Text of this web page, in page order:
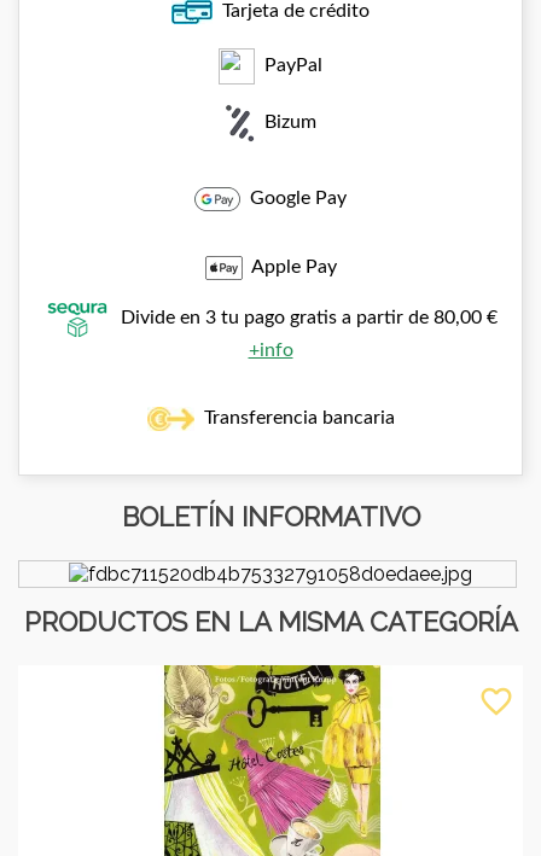
Tarjeta de crédito
PayPal
Bizum
Google Pay
Apple Pay
Divide en 3 tu pago gratis a partir de 80,00 €
+info
Transferencia bancaria
BOLETÍN INFORMATIVO
PRODUCTOS EN LA MISMA CATEGORÍA
favorite_border